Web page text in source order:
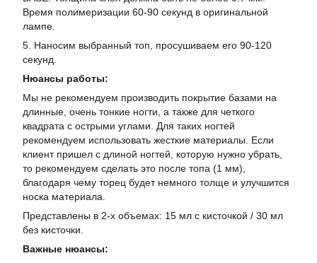
Время полимеризации 60-90 секунд в оригинальной
лампе.
5. Наносим выбранный топ, просушиваем его 90-120
секунд.
Нюансы работы:
Мы не рекомендуем производить покрытие базами на
длинные, очень тонкие ногти, а также для четкого
квадрата с острыми углами. Для таких ногтей
рекомендуем использовать жесткие материалы. Если
клиент пришел с длиной ногтей, которую нужно убрать,
то рекомендуем сделать это после топа (1 мм),
благодаря чему торец будет немного толще и улучшится
носка материала.
Представлены в 2-х объемах: 15 мл с кисточкой / 30 мл
без кисточки.
Важные нюансы: